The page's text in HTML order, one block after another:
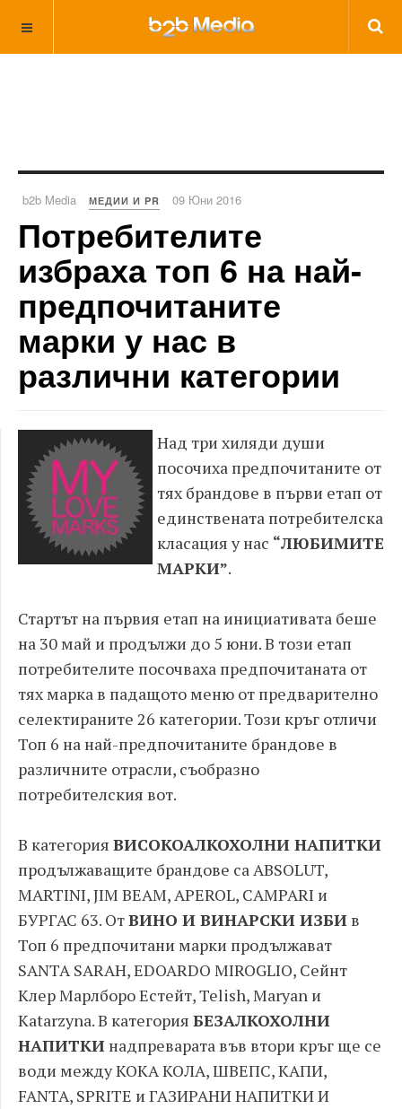
b2b Media МЕДИИ И PR 09 Юни 2016
Потребителите
избраха топ 6 на най-
предпочитаните
марки у нас в
различни категории
Над три хиляди души
посочиха предпочитаните от
тях брандове в първи етап от
единствената потребителска
класация у нас “ЛЮБИМИТЕ
МАРКИ”.
Стартът на първия етап на инициативата беше
на 30 май и продължи до 5 юни. В този етап
потребителите посочваха предпочитаната от
тях марка в падащото меню от предварително
селектираните 26 категории. Този кръг отличи
Топ 6 на най-предпочитаните брандове в
различните отрасли, съобразно
потребителския вот.
В категория ВИСОКОАЛКОХОЛНИ НАПИТКИ
продължаващите брандове са ABSOLUT,
MARTINI, JIM BEAM, APEROL, CAMPARI и
БУРГАС 63. ОтВИНО И ВИНАРСКИ ИЗБИ в
Топ 6 предпочитани марки продължават
SANTA SARAH, EDOARDO MIROGLIO, Сейнт
Клер Марлборо Естейт, Telish, Maryan и
Katarzyna. В категория БЕЗАЛКОХОЛНИ
НАПИТКИ надпреварата във втори кръг ще се
води между КОКА КОЛА, ШВЕПС, КАПИ,
FANTA, SPRITE и ГАЗИРАНИ НАПИТКИ И